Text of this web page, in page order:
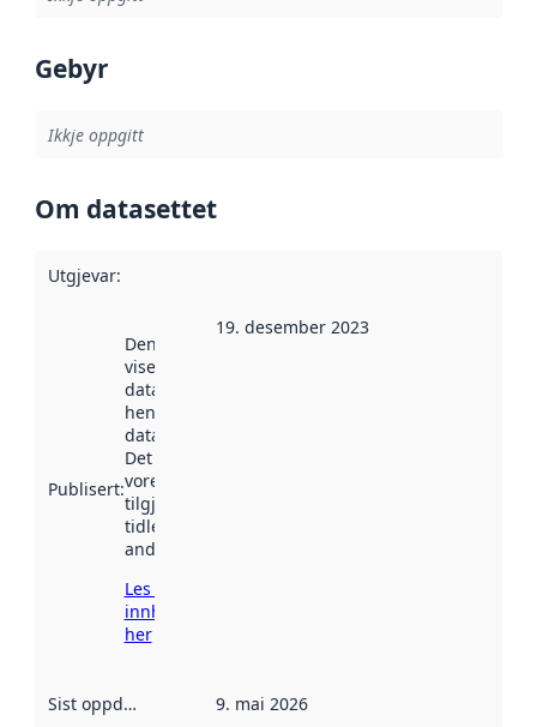
Gebyr
Ikkje oppgitt
Om datasettet
Utgjevar:
Publisert:
Denne datoen
viser når
datasettet vart
henta inn av
data.norge.no.
Det kan ha
vore
tilgjengeleg
tidlegare
andre stader.
Les meir om
innhenting
her
19. desember 2023
Sist oppdatert 9. mai 2026